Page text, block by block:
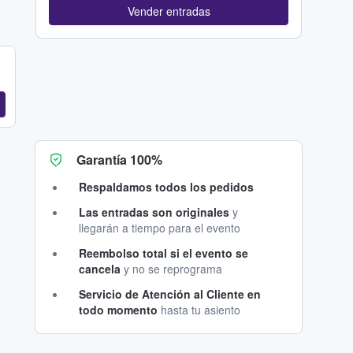
Vender entradas
Garantía 100%
Respaldamos todos los pedidos
Las entradas son originales y
llegarán a tiempo para el evento
Reembolso total si el evento se
cancela y no se reprograma
Servicio de Atención al Cliente en
todo momento hasta tu asiento